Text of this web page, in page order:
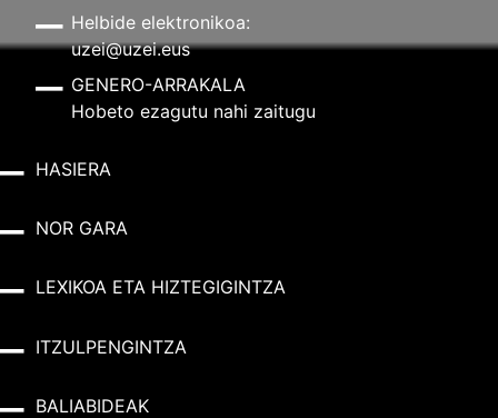
Helbide elektronikoa:
uzei@uzei.eus
GENERO-ARRAKALA
Hobeto ezagutu nahi zaitugu
HASIERA
NOR GARA
LEXIKOA ETA HIZTEGIGINTZA
ITZULPENGINTZA
BALIABIDEAK